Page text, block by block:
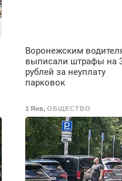
Воронежским
выписали штрафы на
рублей за неуплату
парковок
1 Янв,ОБЩЕСТВО